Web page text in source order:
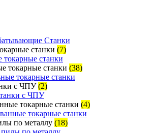
Станки
станки (7)
токарные станки (38)
с ЧПУ(2)
токарные станки (4)
по металлу (18)